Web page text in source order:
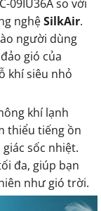
09IU36A so với
nghệSilkAir.
người dùng
gió của
khí siêu nhỏ
khí lạnh
thiểu tiếng ồn
sốc nhiệt.
đa, giúp bạn
như gió trời.